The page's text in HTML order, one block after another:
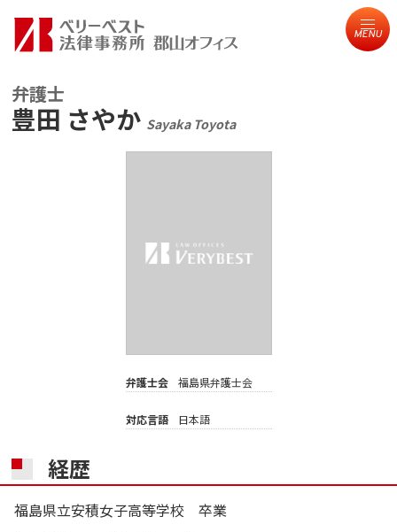
MENU
弁護士
豊田 さやか Sayaka Toyota
弁護士会 福島県弁護士会
対応言語 日本語
経歴
福島県立安積女子高等学校 卒業